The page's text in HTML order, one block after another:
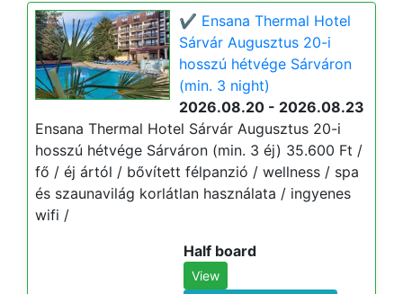
✔️ Ensana Thermal Hotel
Sárvár Augusztus 20-i
hosszú hétvége Sárváron
(min. 3 night)
2026.08.20 - 2026.08.23
Ensana Thermal Hotel Sárvár Augusztus 20-i
hosszú hétvége Sárváron (min. 3 éj) 35.600 Ft /
fő / éj ártól / bővített félpanzió / wellness / spa
és szaunavilág korlátlan használata / ingyenes
wifi /
Half board
View